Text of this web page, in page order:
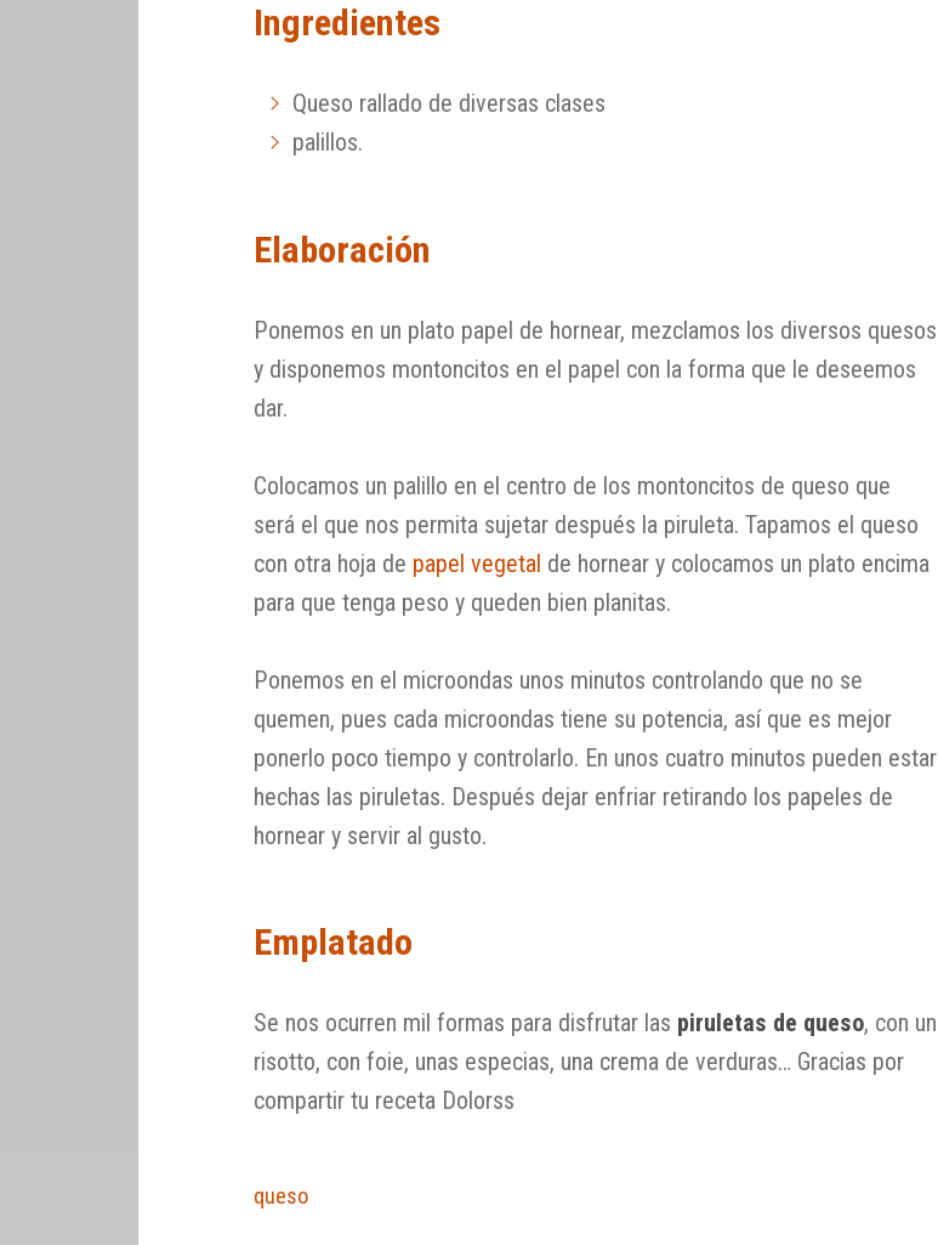
Ingredientes
Queso rallado de diversas clases
palillos.
Elaboración
Ponemos en un plato papel de hornear, mezclamos los diversos quesos
y disponemos montoncitos en el papel con la forma que le deseemos
dar.
Colocamos un palillo en el centro de los montoncitos de queso que
será el que nos permita sujetar después la piruleta. Tapamos el queso
con otra hoja de papel vegetal de hornear y colocamos un plato encima
para que tenga peso y queden bien planitas.
Ponemos en el microondas unos minutos controlando que no se
quemen, pues cada microondas tiene su potencia, así que es mejor
ponerlo poco tiempo y controlarlo. En unos cuatro minutos pueden estar
hechas las piruletas. Después dejar enfriar retirando los papeles de
hornear y servir al gusto.
Emplatado
Se nos ocurren mil formas para disfrutar las piruletas de queso, con un
risotto, con foie, unas especias, una crema de verduras… Gracias por
compartir tu receta Dolorss
queso